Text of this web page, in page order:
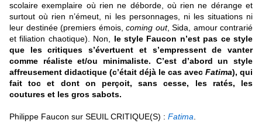
scolaire exemplaire où rien ne déborde, où rien ne dérange et
surtout où rien n’émeut, ni les personnages, ni les situations ni
leur destinée (premiers émois, coming out, Sida, amour contrarié
et filiation chaotique). Non, le style Faucon n’est pas ce style
que les critiques s’évertuent et s’empressent de vanter
comme réaliste et/ou minimaliste. C’est d’abord un style
affreusement didactique (c’était déjà le cas avec Fatima), qui
fait toc et dont on perçoit, sans cesse, les ratés, les
coutures et les gros sabots.
Philippe Faucon sur SEUIL CRITIQUE(S) : Fatima